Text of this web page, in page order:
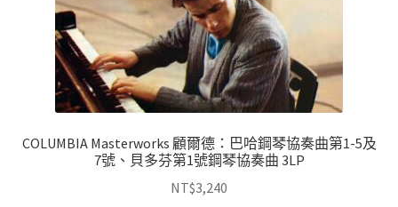
COLUMBIA Masterworks 顧爾德：巴哈鋼琴協奏曲第1-5及
7號、貝多芬第1號鋼琴協奏曲 3LP
NT$3,240